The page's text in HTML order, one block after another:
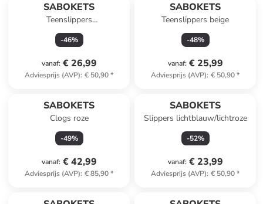
SABOKETS
Teenslippers
lichtroze/goudkleurig
-46%
vanaf: € 26,99
Adviesprijs (AVP): € 50,90*
SABOKETS
Teenslippers beige
-48%
vanaf: € 25,99
Adviesprijs (AVP): € 50,90*
SABOKETS
Clogs roze
-49%
vanaf: € 42,99
Adviesprijs (AVP): € 85,90*
SABOKETS
Slippers lichtblauw/lichtroze
-52%
vanaf: € 23,99
Adviesprijs (AVP): € 50,90*